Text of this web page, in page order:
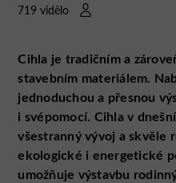
719 vidělo
Cihla je tradičním a
stavebním materiálem.
jednoduchou a přesnou
i svépomocí. Cihla v
všestranný vývoj a skvěle
ekologické i energetické
umožňuje výstavbu